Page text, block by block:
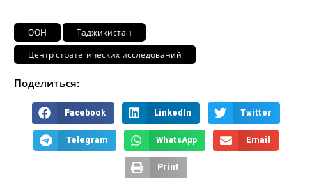
ООН
Таджикистан
Центр стратегических исследований
Поделиться:
Facebook LinkedIn Twitter
Telegram WhatsApp Email
Print